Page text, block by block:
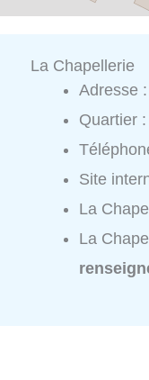
La Chapellerie
Adresse
Quartier :
Site
La
La